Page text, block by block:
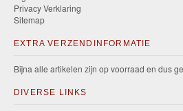
Privacy Verklaring
Sitemap
EXTRA VERZENDINFORMATIE
Bijna alle artikelen zijn op voorraad en dus
DIVERSE LINKS